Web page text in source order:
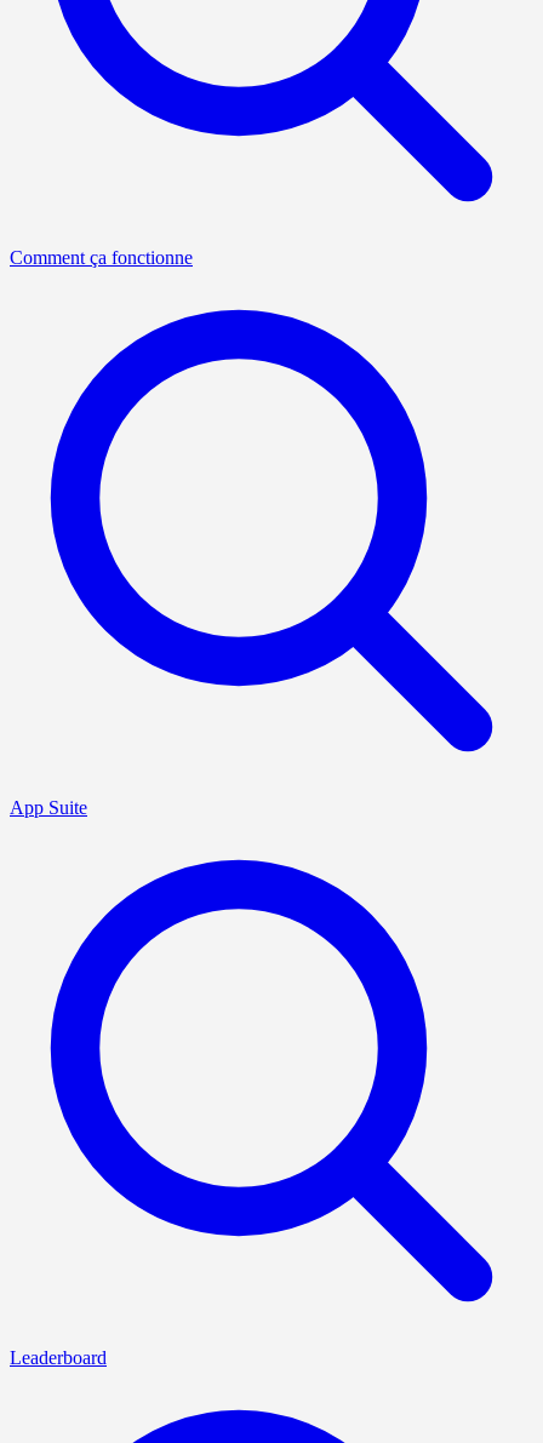
Comment ça fonctionne
App Suite
Leaderboard